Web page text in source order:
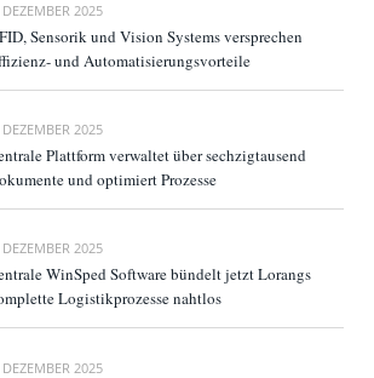
DEZEMBER 2025
Sensorik und Vision Systems versprechen
und Automatisierungsvorteile
DEZEMBER 2025
Plattform verwaltet über sechzigtausend
und optimiert Prozesse
2025
WinSped Software bündelt jetzt Lorangs
Logistikprozesse nahtlos
2025